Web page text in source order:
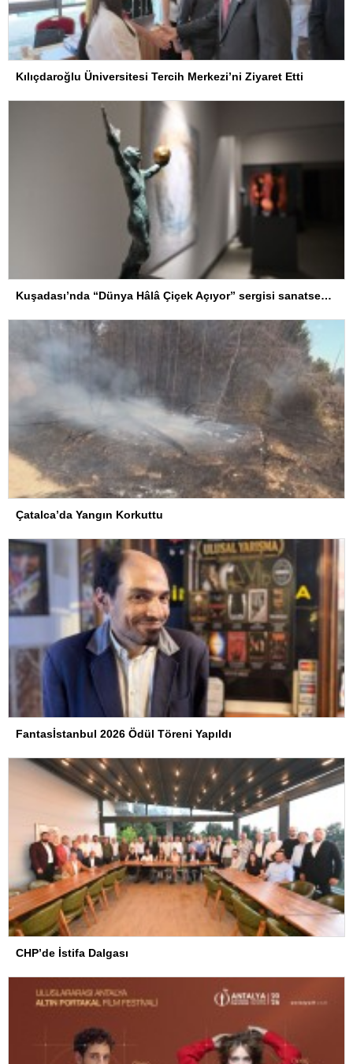
Kılıçdaroğlu Üniversitesi Tercih Merkezi’ni Ziyaret Etti
Kuşadası’nda “Dünya Hâlâ Çiçek Açıyor” sergisi sanatseverlerle buluşuyor
Çatalca’da Yangın Korkuttu
Fantasİstanbul 2026 Ödül Töreni Yapıldı
CHP’de İstifa Dalgası